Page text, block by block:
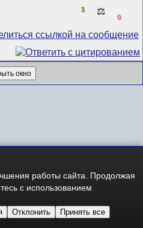
1 ⚖️
0
работы сайта. Продолжая
с использованием
Отклонить Принять все